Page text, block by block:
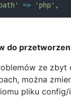
=> 'php' ,
do
ze zbyt
można
pliku config/